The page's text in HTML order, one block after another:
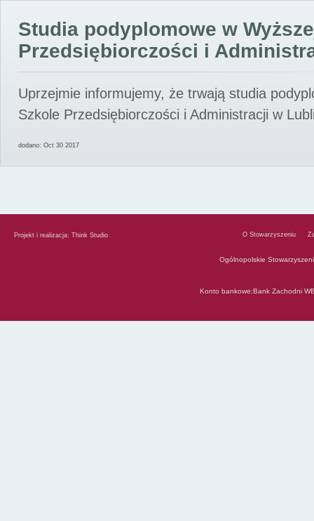
Studia podyplomowe w
Przedsiębiorczości i
Uprzejmie informujemy, że trwają studia
Szkole Przedsiębiorczości i Administracji w
dodano: Oct 30 2017
Projekt i realizacja: Think Studio O Stowarzyszeniu
Ogólnopolskie
Konto bankowe:Bank Zachodni